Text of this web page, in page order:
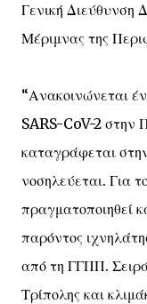
Γενική Διεύθυνση
Μέριμνας της
“Ανακοινώνεται
SARS-CoV-2 στην
καταγράφεται
νοσηλεύεται. Για
πραγματοποιηθεί
παρόντος
από τη ΓΓΠΠ.
Τρίπολης και